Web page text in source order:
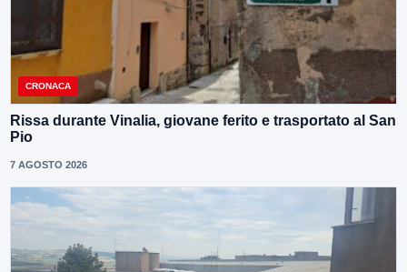
CRONACA
Rissa durante Vinalia, giovane ferito e trasportato al San
Pio
7 AGOSTO 2026